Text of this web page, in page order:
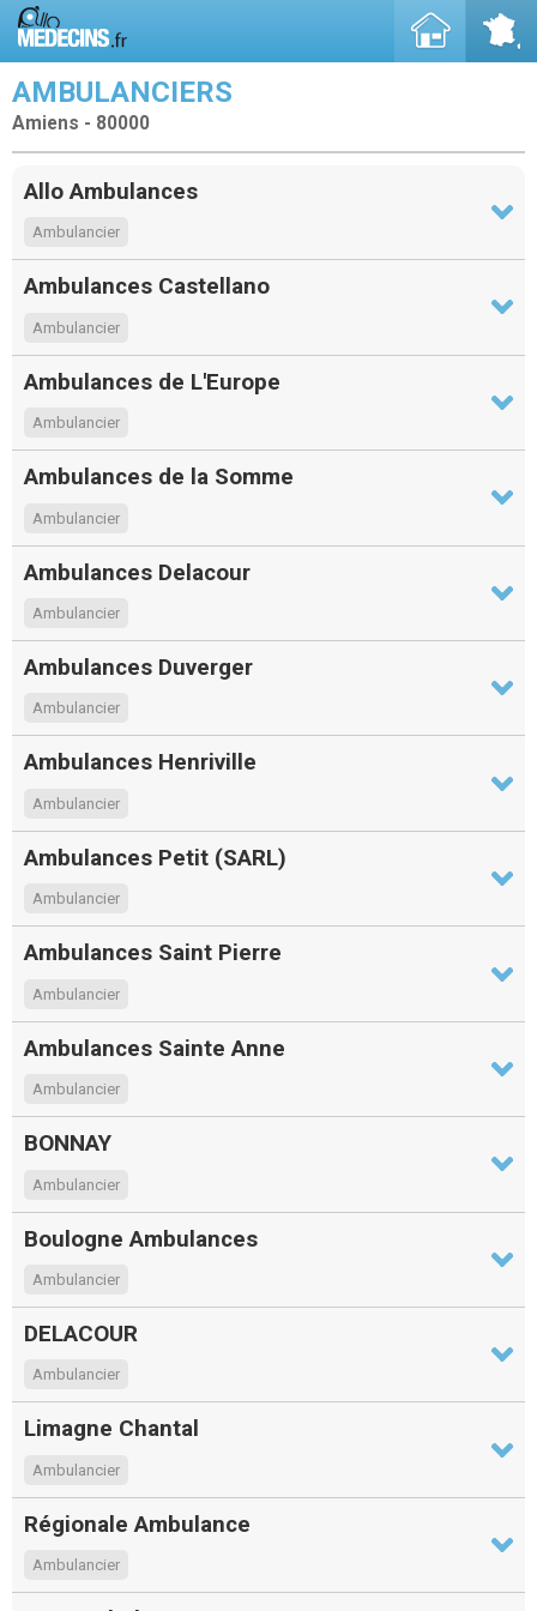
AMBULANCIERS
Amiens - 80000
Allo Ambulances
Ambulancier
Ambulances Castellano
Ambulancier
Ambulances de L'Europe
Ambulancier
Ambulances de la Somme
Ambulancier
Ambulances Delacour
Ambulancier
Ambulances Duverger
Ambulancier
Ambulances Henriville
Ambulancier
Ambulances Petit (SARL)
Ambulancier
Ambulances Saint Pierre
Ambulancier
Ambulances Sainte Anne
Ambulancier
BONNAY
Ambulancier
Boulogne Ambulances
Ambulancier
DELACOUR
Ambulancier
Limagne Chantal
Ambulancier
Régionale Ambulance
Ambulancier